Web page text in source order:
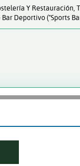
Y Restauración,
Deportivo ("sports